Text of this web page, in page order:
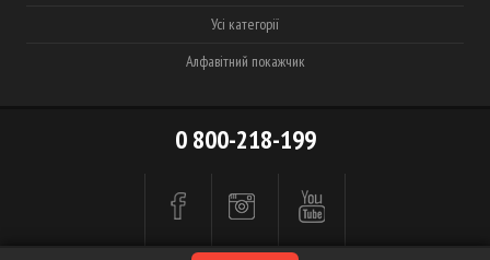
Усі категорії
Алфавітний покажчик
0 800-218-199